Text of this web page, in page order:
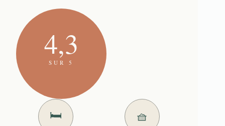
4,3
SUR 5
🛏️ 🧺